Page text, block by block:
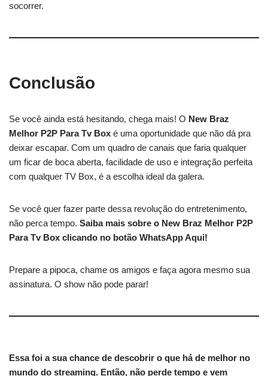
socorrer.
Conclusão
Se você ainda está hesitando, chega mais! O New Braz
Melhor P2P Para Tv Box é uma oportunidade que não dá pra
deixar escapar. Com um quadro de canais que faria qualquer
um ficar de boca aberta, facilidade de uso e integração perfeita
com qualquer TV Box, é a escolha ideal da galera.
Se você quer fazer parte dessa revolução do entretenimento,
não perca tempo. Saiba mais sobre o New Braz Melhor P2P
Para Tv Box clicando no botão WhatsApp Aqui!
Prepare a pipoca, chame os amigos e faça agora mesmo sua
assinatura. O show não pode parar!
Essa foi a sua chance de descobrir o que há de melhor no
mundo do streaming. Então, não perde tempo e vem